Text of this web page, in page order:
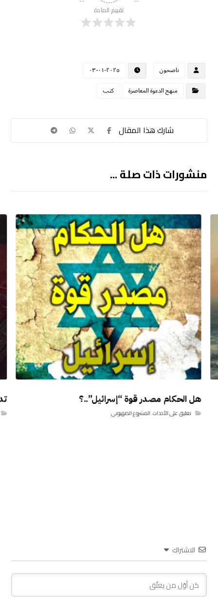
تقييم المادة
ناصحون
٢٠٢٥-٠١-٠٣
منهج الدعوة المعاصرة
كتب
منشورات ذات صلة ...
هل الحكام مصدر قوة “إسرائيل”..؟
تعليق على الأحداث,المشروع الصهيوني
الاشتراك